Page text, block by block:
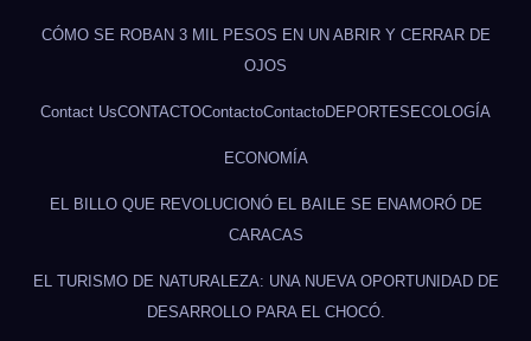
CÓMO SE ROBAN 3 MIL PESOS EN UN ABRIR Y CERRAR DE
OJOS
Contact UsCONTACTOContactoContactoDEPORTES ECOLOGÍA
ECONOMÍA
EL BILLO QUE REVOLUCIONÓ EL BAILE SE ENAMORÓ DE
CARACAS
EL TURISMO DE NATURALEZA: UNA NUEVA OPORTUNIDAD DE
DESARROLLO PARA EL CHOCÓ.